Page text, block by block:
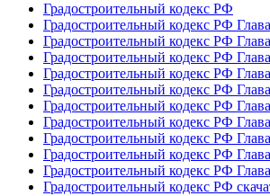
Градостроительный кодекс РФ
Градостроительный кодекс РФ
Градостроительный кодекс РФ
Градостроительный кодекс РФ
Градостроительный кодекс РФ
Градостроительный кодекс РФ
Градостроительный кодекс РФ
Градостроительный кодекс РФ
Градостроительный кодекс РФ
Градостроительный кодекс РФ
Градостроительный кодекс РФ
Градостроительный кодекс РФ